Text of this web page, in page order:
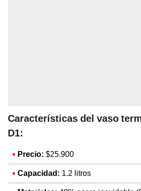
Características del vaso
D1:
Precio: $25.900
Capacidad: 1.2 litros